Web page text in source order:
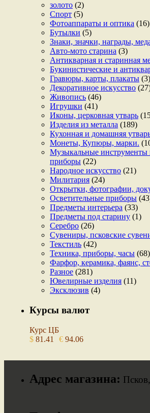
золото (2)
Спорт (5)
Фотоаппараты и оптика (16)
Бутылки (5)
Знаки, значки, награды,
Авто-мото старина (3)
Антикварная и старинная
Букинистические и
Гравюры, карты, плакаты (3)
Декоративное искусство
Живопись (46)
Игрушки (41)
Иконы, церковная утварь
Изделия из металла (189)
Кухонная и домашняя
Монеты, Купюры, марки.
Музыкальные инструменты
приборы (22)
Народное искусство (21)
Милитария (24)
Открытки, фотографии,
Осветительные приборы
Предметы интерьера (33)
Предметы под старину (1)
Серебро (26)
Сувениры, псковские
Текстиль (42)
Техника, приборы, часы (68)
Фарфор, керамика, фаянс,
Разное (281)
Ювелирные изделия (11)
Эксклюзив (4)
Курсы валют
Курс ЦБ
$ 81.41 € 94.06
Адрес магазина: